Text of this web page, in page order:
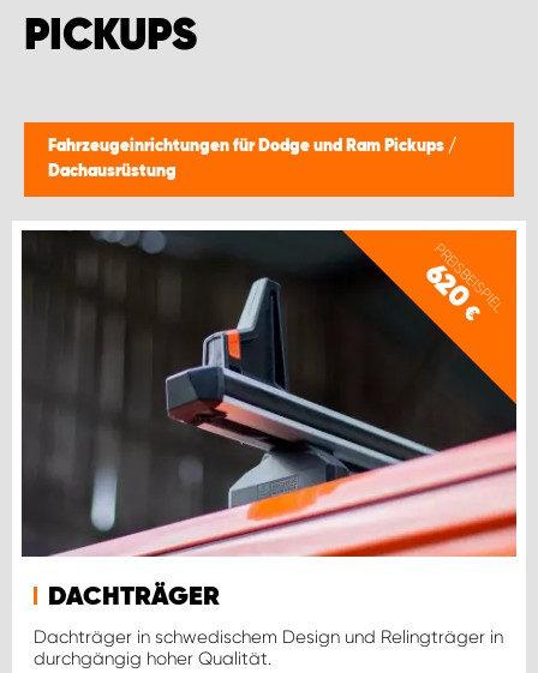
PICKUPS
Fahrzeugeinrichtungen für Dodge und Ram Pickups /
Dachausrüstung
PREISBEISPIEL
620
€
DACHTRÄGER
Dachträger in schwedischem Design und Relingträger in
durchgängig hoher Qualität.
WORK SYSTEM MÜNCHEN
WORK SYSTEM RHEINLAND
WORK SYSTEM ROSTOCK